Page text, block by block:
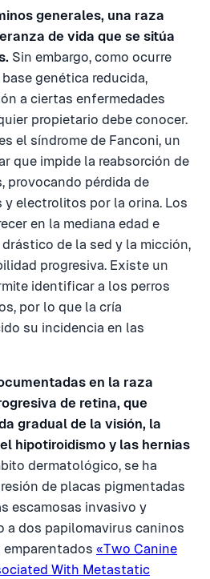
generales, una raza
de vida que se sitúa
Sin embargo, como ocurre
genética reducida,
a ciertas enfermedades
propietario debe conocer.
el síndrome de Fanconi, un
que impide la reabsorción de
provocando pérdida de
y electrolitos por la orina. Los
en la mediana edad e
de la sed y la micción,
progresiva. Existe un
identificar a los perros
por lo que la cría
su incidencia en las
en la raza
de retina, que
gradual de la visión, la
hipotiroidismo y las hernias
dermatológico, se ha
de placas pigmentadas
escamosas invasivo y
a dos papilomavirus caninos
emparentados «Two Canine
With Metastatic